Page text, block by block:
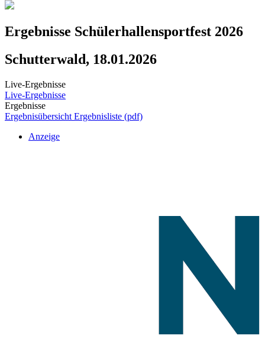
Ergebnisse Schülerhallensportfest 2026
Schutterwald, 18.01.2026
Live-Ergebnisse
Live-Ergebnisse
Ergebnisse
Ergebnisübersicht Ergebnisliste (pdf)
Anzeige